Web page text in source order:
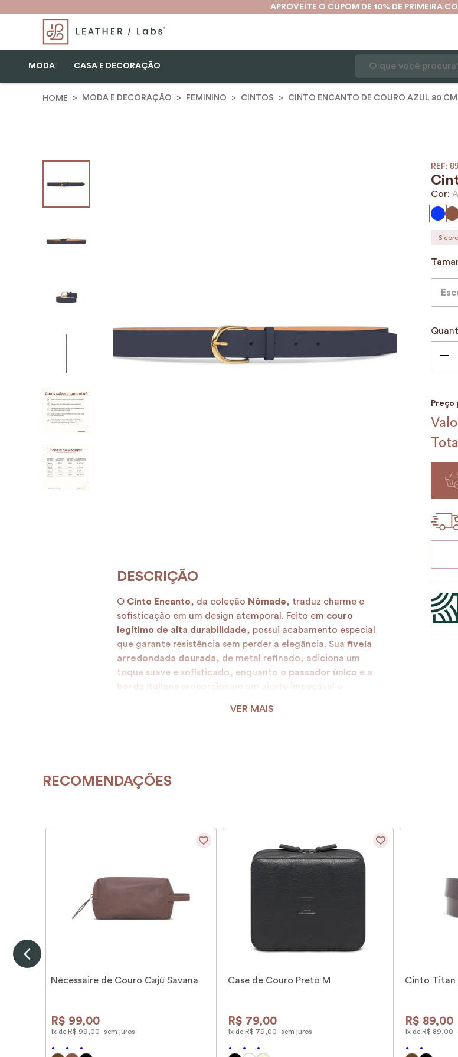
APROVEITE O CUPOM DE 10% DE PRIMEIRA
MODA CASA E DECORAÇÃO
MODA E DECORAÇÃO FEMININO CINTOS CINTO ENCANTO DE COURO AZUL 80 CM
O Cinto Encanto, da coleção Nômade, traduz charme e
sofisticação em um design atemporal. Feito em couro
legítimo de alta durabilidade, possui acabamento especial
que garante resistência sem perder a elegância. Sua fivela
arredondada dourada, de metal refinado, adiciona um
toque suave e sofisticado, enquanto o passador único e a
borda italiana
proporcionam um ajuste impecável e
Cinto Encanto
VER MAIS
:
Cor:
6
Preço
Total
RECOMENDAÇÕES
Nécessaire de Couro Cajú Savana
R$ 99,00
1x de R$ 99 00 sem juros
Case de Couro Preto M
R$ 79,00
1x de R$ 79 00 sem juros
Cinto Titan
R$ 89,00
1x de R$ 89 00